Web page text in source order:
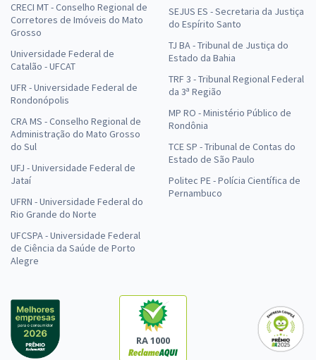
CRECI MT - Conselho Regional de
Corretores de Imóveis do Mato
Grosso
Universidade Federal de
Catalão - UFCAT
UFR - Universidade Federal de
Rondonópolis
CRA MS - Conselho Regional de
Administração do Mato Grosso
do Sul
UFJ - Universidade Federal de
Jataí
UFRN - Universidade Federal do
Rio Grande do Norte
UFCSPA - Universidade Federal
de Ciência da Saúde de Porto
Alegre
SEJUS ES - Secretaria da Justiça
do Espírito Santo
TJ BA - Tribunal de Justiça do
Estado da Bahia
TRF 3 - Tribunal Regional Federal
da 3ª Região
MP RO - Ministério Público de
Rondônia
TCE SP - Tribunal de Contas do
Estado de São Paulo
Politec PE - Polícia Científica de
Pernambuco
RA 1000